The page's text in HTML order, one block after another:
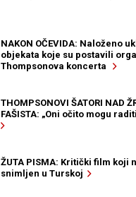
NAKON OČEVIDA: Naloženo
objekata koje su postavili
Thompsonova koncerta
THOMPSONOVI ŠATORI NAD
FAŠISTA: „Oni očito mogu
ŽUTA PISMA: Kritički film koji
snimljen u Turskoj